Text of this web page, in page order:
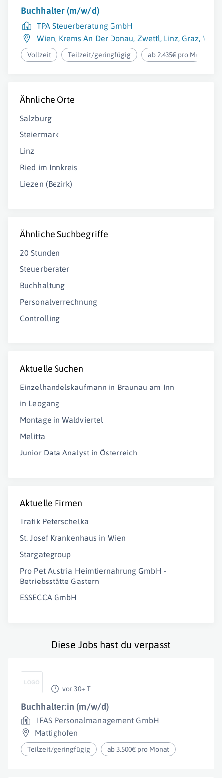
Buchhalter (m/w/d)
TPA Steuerberatung GmbH
Wien, Krems An Der Donau, Zwettl, Linz, Graz,
Vollzeit Teilzeit/geringfügig ab 2.435€ pro Monat
Ähnliche Orte
Salzburg
Steiermark
Linz
Ried im Innkreis
Liezen (Bezirk)
Ähnliche Suchbegriffe
20 Stunden
Steuerberater
Buchhaltung
Personalverrechnung
Controlling
Aktuelle Suchen
Einzelhandelskaufmann in Braunau am Inn
in Leogang
Montage in Waldviertel
Melitta
Junior Data Analyst in Österreich
Aktuelle Firmen
Trafik Peterschelka
St. Josef Krankenhaus in Wien
Stargategroup
Pro Pet Austria Heimtiernahrung GmbH -
Betriebsstätte Gastern
ESSECCA GmbH
Diese Jobs hast du verpasst
vor 30+ T
Buchhalter:in (m/w/d)
IFAS Personalmanagement GmbH
Mattighofen
Teilzeit/geringfügig ab 3.500€ pro Monat